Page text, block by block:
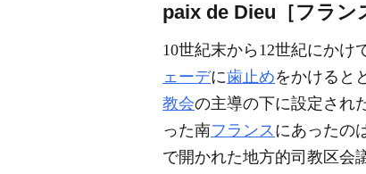
paix de Dieu［フラン
10世紀末から12世紀にかけ
ェーデに歯止めをかけると
教会の主導の下に設定され
った南フランスにあったの
で開かれた地方的司教区会